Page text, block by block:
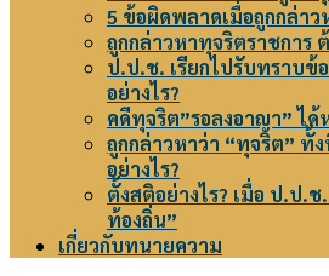
5 ข้อผิดพลาดเมื่อถูกกล่า
ถูกกล่าวหาทุจริตราชการ
ป.ป.ช. เรียกไปรับทราบข้
อย่างไร?
คดีทุจริต”รอลงอาญา” ได้
ถูกกล่าวหาว่า “ทุจริต” ทั้
อย่างไร?
ตั้งสติอย่างไร? เมื่อ ป.ป.ช
ท้องถิ่น”
เกี่ยวกับทนายความ